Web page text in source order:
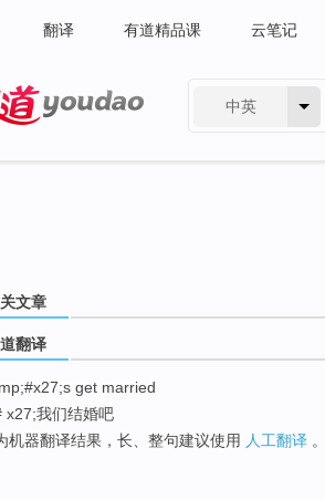
翻译 有道精品课 云笔记
中英
文章
翻译
get married
x27;我们结婚吧
机器翻译结果，长、整句建议使用 人工翻译